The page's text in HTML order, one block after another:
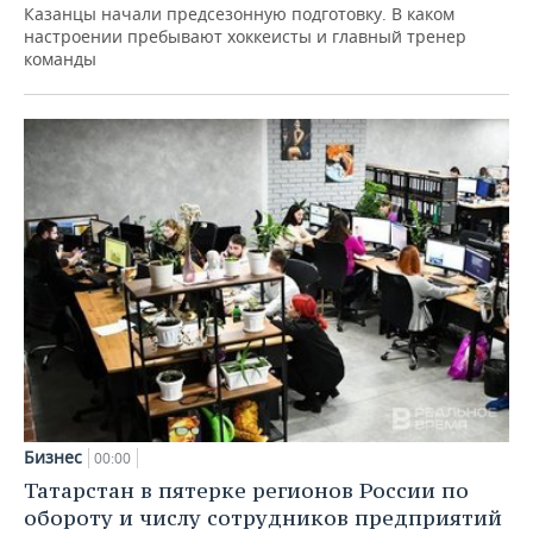
Казанцы начали предсезонную подготовку. В каком
настроении пребывают хоккеисты и главный тренер
команды
Бизнес 00:00
Татарстан в пятерке регионов России по
обороту и числу сотрудников предприятий